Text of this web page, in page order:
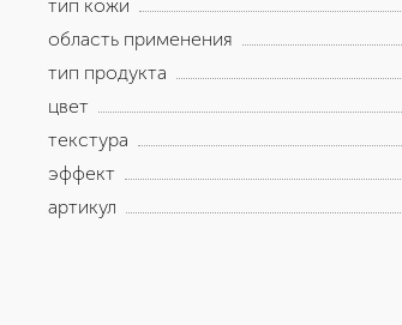
тип кожи
область применения
тип продукта
цвет
текстура
эффект
артикул